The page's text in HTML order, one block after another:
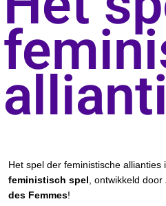
Het spel der feministische allianties
feministisch spel , ontwikkeld door
des Femmes!